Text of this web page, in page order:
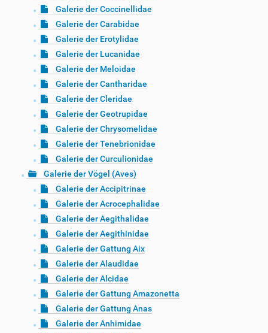
Galerie der Coccinellidae
Galerie der Carabidae
Galerie der Erotylidae
Galerie der Lucanidae
Galerie der Meloidae
Galerie der Cantharidae
Galerie der Cleridae
Galerie der Geotrupidae
Galerie der Chrysomelidae
Galerie der Tenebrionidae
Galerie der Curculionidae
Galerie der Vögel (Aves)
Galerie der Accipitrinae
Galerie der Acrocephalidae
Galerie der Aegithalidae
Galerie der Aegithinidae
Galerie der Gattung Aix
Galerie der Alaudidae
Galerie der Alcidae
Galerie der Gattung Amazonetta
Galerie der Gattung Anas
Galerie der Anhimidae